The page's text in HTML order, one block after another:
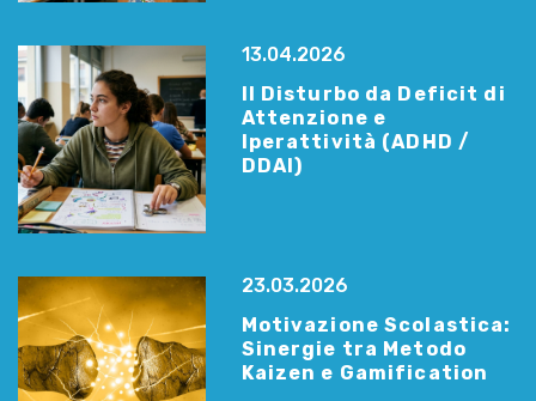
13.04.2026
Il Disturbo da Deficit di
Attenzione e
Iperattività (ADHD /
DDAI)
23.03.2026
Motivazione Scolastica:
Sinergie tra Metodo
Kaizen e Gamification